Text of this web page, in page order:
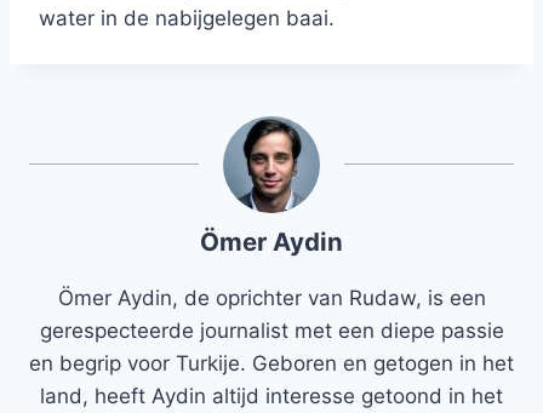
water in de nabijgelegen baai.
Ömer Aydin
Ömer Aydin, de oprichter van Rudaw, is een
gerespecteerde journalist met een diepe passie
en begrip voor Turkije. Geboren en getogen in het
land, heeft Aydin altijd interesse getoond in het